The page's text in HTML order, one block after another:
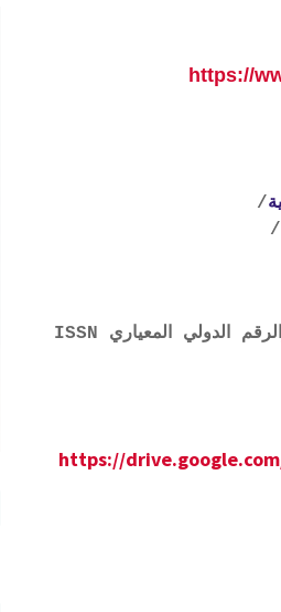
https://
/
/
لتحميل لائحة الشروط والتعرف على لجان المجلات واعتماداتها والرقم الدولي المعياري ISSN
https://